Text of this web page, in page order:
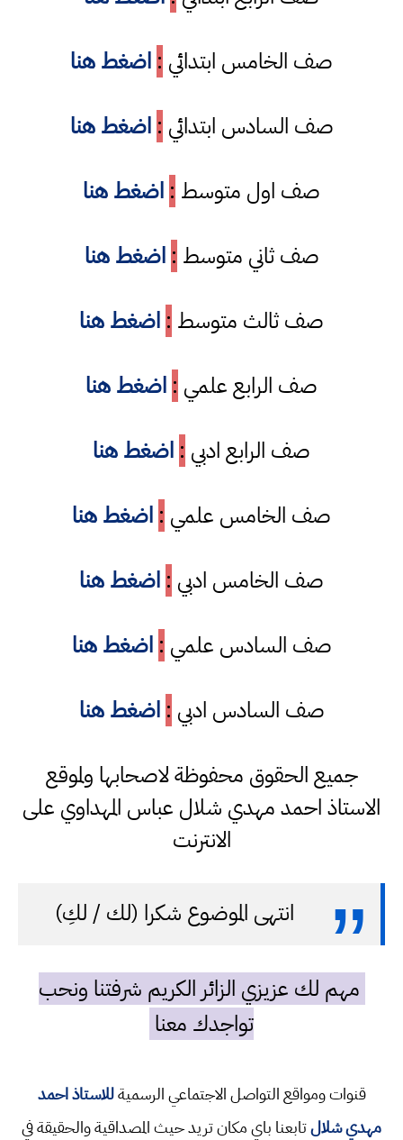
صف الخامس ابتدائي : اضغط هنا
صف السادس ابتدائي : اضغط هنا
صف اول متوسط : اضغط هنا
صف ثاني متوسط : اضغط هنا
صف ثالث متوسط : اضغط هنا
صف الرابع علمي : اضغط هنا
صف الرابع ادبي : اضغط هنا
صف الخامس علمي : اضغط هنا
صف الخامس ادبي : اضغط هنا
صف السادس علمي : اضغط هنا
صف السادس ادبي : اضغط هنا
جميع الحقوق محفوظة لاصحابها ولموقع
الاستاذ احمد مهدي شلال عباس المهداوي على
الانترنت
انتهى الموضوع شكرا (لك / لكِ)
مهم لك عزيزي الزائر الكريم شرفتنا ونحب
تواجدك معنا
قنوات ومواقع التواصل الاجتماعي الرسميةللاستاذ احمد
مهدي شلالتابعنا باي مكان تريد حيث المصداقية والحقيقة في